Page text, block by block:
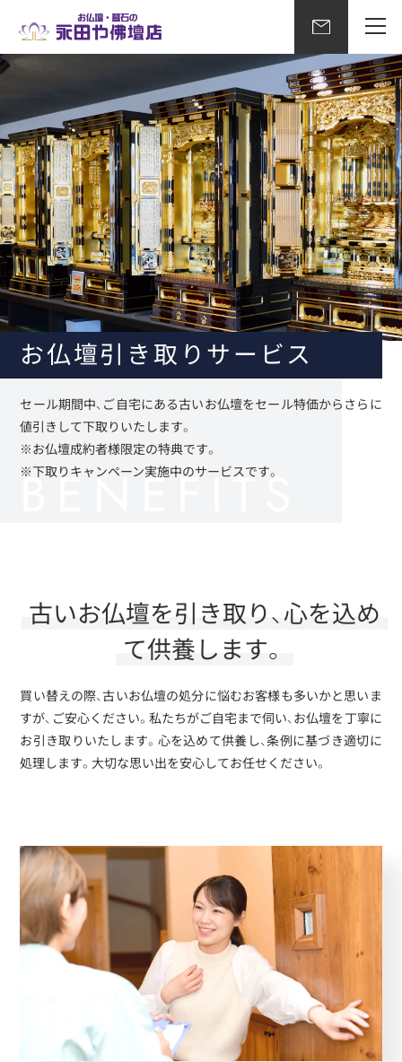
お仏壇引き取りサービス
セール期間中、ご自宅にある古いお仏壇をセール特価からさらに
値引きして下取りいたします。
※お仏壇成約者様限定の特典です。
※下取りキャンペーン実施中のサービスです。
古いお仏壇を引き取り、心を込め
て供養します。
買い替えの際、古いお仏壇の処分に悩むお客様も多いかと思いま
すが、ご安心ください。私たちがご自宅まで伺い、お仏壇を丁寧に
お引き取りいたします。心を込めて供養し、条例に基づき適切に
処理します。大切な思い出を安心してお任せください。